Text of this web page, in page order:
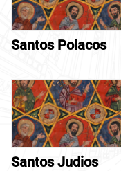
Santos Polacos
Santos Judios